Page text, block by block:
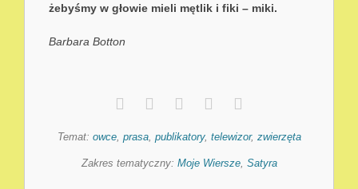
żebyśmy w głowie mieli mętlik i fiki – miki.
Barbara Botton
Temat: owce, prasa, publikatory, telewizor, zwierzęta
Zakres tematyczny: Moje Wiersze, Satyra